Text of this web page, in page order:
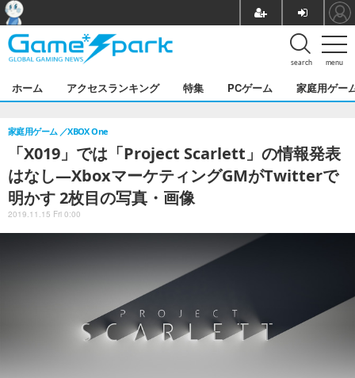
menu
search
ホーム アクセスランキング 特集 PCゲーム 家庭用ゲー
「X019」では「Project Scarlett」の情報発表
はなし―XboxマーケティングGMがTwitterで
明かす 2枚目の写真・画像
家庭用ゲーム XBOX One
2019.11.15 Fri 0:00